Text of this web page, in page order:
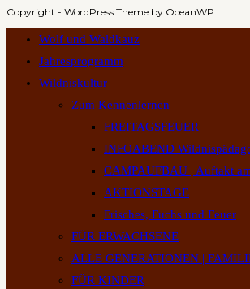
!
Copyright - WordPress Theme by OceanWP
Wolf und Waldkauz
Jahresprogramm
Wildniskultur
Zum Kennenlernen
FREITAGSFEUER
INFOABEND
CAMPAUFBAU | Auftakt
AKTIONSTAGE
Frisches, Fuchs und Feuer
FÜR ERWACHSENE
ALLE GENERATIONEN |
FÜR KINDER